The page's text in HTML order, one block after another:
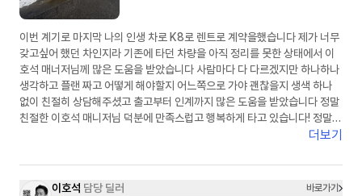
이번 계기로 마지막 나의 인생 차로 K8로 렌트로 계약을했습니다 제가 너무
갖고싶어 했던 차인지라 기존에 타던 차량을 아직 정리를 못한 상태에서 이
호석 매너저님께 많은 도움을 받았습니다 사람마다 다 다르겠지만 하나하나
생각하고 플랜 짜고 어떻게 해야할지 어느쪽으로 가야 괜찮을지 생색 하나
없이 친절히 상담해주셨고 출고부터 인계까지 많은 도움을 받았습니다 정말
친절한 이호석 매니저님 덕분에 만족스럽고 행복하게 타고 있습니다! 정말
더보기
이호석 담당 딜러 바로가기